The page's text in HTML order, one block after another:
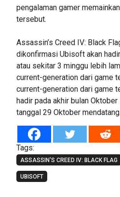
pengalaman gamer
tersebut.
Assassin’s Creed IV: Black
dikonfirmasi Ubisoft akan
atau sekitar 3 minggu lebih
current-generation dari game
current-generation dari game
hadir pada akhir bulan
tanggal 29 Oktober mendatang.
Tags:
ASSASSIN'S CREED IV: BLACK FLAG
UBISOFT